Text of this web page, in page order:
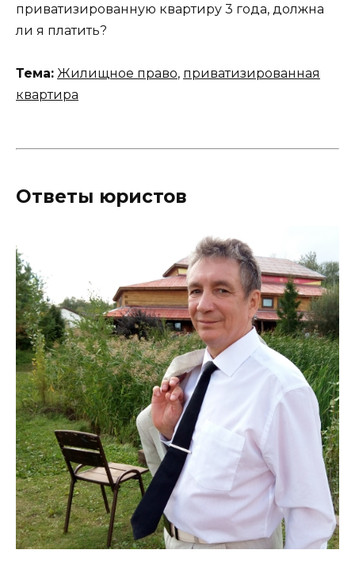
приватизированную квартиру 3 года, должна
ли я платить?
Тема: Жилищное право, приватизированная
квартира
Ответы юристов